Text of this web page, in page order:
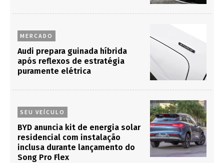
MERCADO
Audi prepara guinada híbrida
após reflexos de estratégia
puramente elétrica
SEU VEÍCULO
BYD anuncia kit de energia solar
residencial com instalação
inclusa durante lançamento do
Song Pro Flex